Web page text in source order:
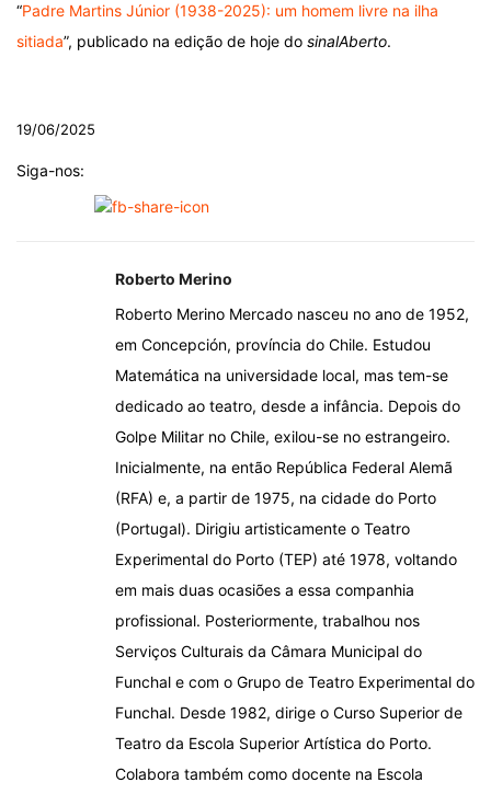
“Padre Martins Júnior (1938-2025): um homem livre na ilha
sitiada”, publicado na edição de hoje do sinalAberto.
19/06/2025
Siga-nos:
Roberto Merino
Roberto Merino Mercado nasceu no ano de 1952,
em Concepción, província do Chile. Estudou
Matemática na universidade local, mas tem-se
dedicado ao teatro, desde a infância. Depois do
Golpe Militar no Chile, exilou-se no estrangeiro.
Inicialmente, na então República Federal Alemã
(RFA) e, a partir de 1975, na cidade do Porto
(Portugal). Dirigiu artisticamente o Teatro
Experimental do Porto (TEP) até 1978, voltando
em mais duas ocasiões a essa companhia
profissional. Posteriormente, trabalhou nos
Serviços Culturais da Câmara Municipal do
Funchal e com o Grupo de Teatro Experimental do
Funchal. Desde 1982, dirige o Curso Superior de
Teatro da Escola Superior Artística do Porto.
Colabora também como docente na Escola